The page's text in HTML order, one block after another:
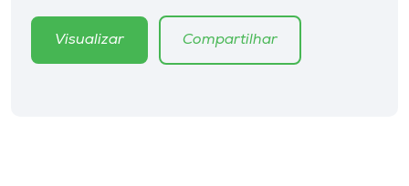
Editora
Visualizar Compartilhar